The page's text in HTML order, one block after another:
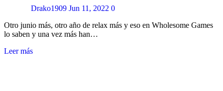
Drako1909 Jun 11, 2022 0
Otro junio más, otro año de relax más y eso en Wholesome Games
lo saben y una vez más han…
Leer más